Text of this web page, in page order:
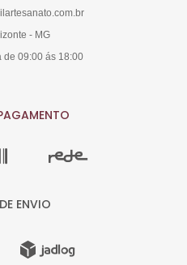
- MG
de 09:00 ás 18:00
ENVIO